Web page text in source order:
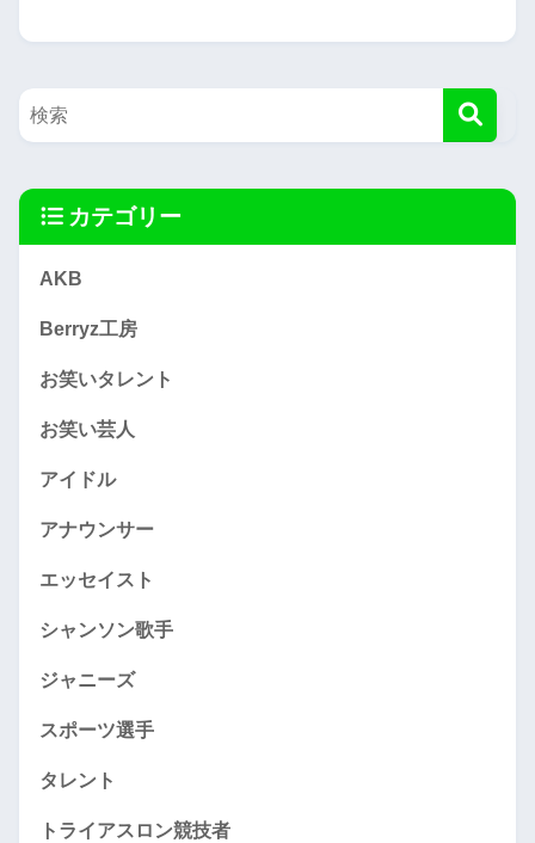
カテゴリー
AKB
Berryz工房
お笑いタレント
お笑い芸人
アイドル
アナウンサー
エッセイスト
シャンソン歌手
ジャニーズ
スポーツ選手
タレント
トライアスロン競技者